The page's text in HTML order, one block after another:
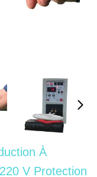
À
V Protection